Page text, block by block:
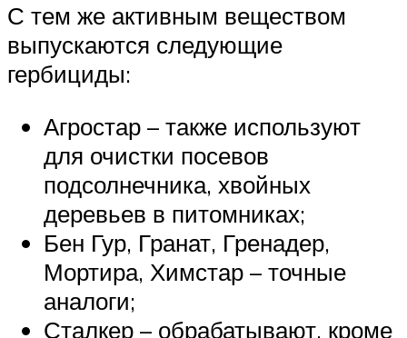
С тем же активным веществом
выпускаются следующие
гербициды:
Агростар – также используют
для очистки посевов
подсолнечника, хвойных
деревьев в питомниках;
Бен Гур, Гранат, Гренадер,
Мортира, Химстар – точные
аналоги;
Сталкер – обрабатывают, кроме